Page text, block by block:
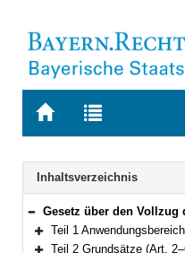
Zur
BAYERN.RECHT
Zur
letzten
Suche
Navigation
Inhaltsverzeichnis
Bereich reduzieren
Gesetz über den Vollzug der Sicherungsverwahrung und der Therapieunterbringung
Bereich erweitern
Teil 1
Teil 2 Grundsätze (Art.